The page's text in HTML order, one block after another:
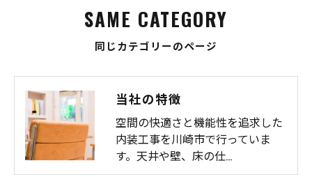
同じカテゴリーのページ
SAME CATEGORY
当社の特徴
空間の快適さと機能性を追求した
内装工事を川崎市で行っていま
す。天井や壁、床の仕…